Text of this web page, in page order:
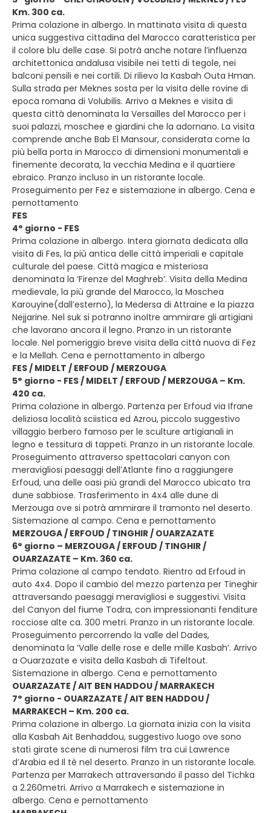
Km. 300 ca.
Prima colazione in albergo. In mattinata visita di questa
unica suggestiva cittadina del Marocco caratteristica per
il colore blu delle case. Si potrà anche notare l’influenza
architettonica andalusa visibile nei tetti di tegole, nei
balconi pensili e nei cortili. Di rilievo la Kasbah Outa Hman.
Sulla strada per Meknes sosta per la visita delle rovine di
epoca romana di Volubilis. Arrivo a Meknes e visita di
questa città denominata la Versailles del Marocco per i
suoi palazzi, moschee e giardini che la adornano. La visita
comprende anche Bab El Mansour, considerata come la
più bella porta in Marocco di dimensioni monumentali e
finemente decorata, la vecchia Medina e il quartiere
ebraico. Pranzo incluso in un ristorante locale.
Proseguimento per Fez e sistemazione in albergo. Cena e
pernottamento
FES
4° giorno - FES
Prima colazione in albergo. Intera giornata dedicata alla
visita di Fes, la più antica delle città imperiali e capitale
culturale del paese. Città magica e misteriosa
denominata la ‘Firenze del Maghreb’. Visita della Medina
medievale, la più grande del Marocco, la Moschea
Karouyine(dall’esterno), la Medersa di Attraine e la piazza
Nejjarine. Nel suk si potranno inoltre ammirare gli artigiani
che lavorano ancora il legno. Pranzo in un ristorante
locale. Nel pomeriggio breve visita della città nuova di Fez
e la Mellah. Cena e pernottamento in albergo
FES / MIDELT / ERFOUD / MERZOUGA
5° giorno - FES / MIDELT / ERFOUD / MERZOUGA – Km.
420 ca.
Prima colazione in albergo. Partenza per Erfoud via Ifrane
deliziosa località sciistica ed Azrou, piccolo suggestivo
villaggio berbero famoso per le sculture artigianali in
legno e tessitura di tappeti. Pranzo in un ristorante locale.
Proseguimento attraverso spettacolari canyon con
meravigliosi paesaggi dell’Atlante fino a raggiungere
Erfoud, una delle oasi più grandi del Marocco ubicato tra
dune sabbiose. Trasferimento in 4x4 alle dune di
Merzouga ove si potrà ammirare il tramonto nel deserto.
Sistemazione al campo. Cena e pernottamento
MERZOUGA / ERFOUD / TINGHIR / OUARZAZATE
6° giorno – MERZOUGA / ERFOUD / TINGHIR /
OUARZAZATE – Km. 360 ca.
Prima colazione al campo tendato. Rientro ad Erfoud in
auto 4x4. Dopo il cambio del mezzo partenza per Tineghir
attraversando paesaggi meravigliosi e suggestivi. Visita
del Canyon del fiume Todra, con impressionanti fenditure
rocciose alte ca. 300 metri. Pranzo in un ristorante locale.
Proseguimento percorrendo la valle del Dades,
denominata la ‘Valle delle rose e delle mille Kasbah’. Arrivo
a Ouarzazate e visita della Kasbah di Tifeltout.
Sistemazione in albergo. Cena e pernottamento
OUARZAZATE / AIT BEN HADDOU / MARRAKECH
7° giorno - OUARZAZATE / AIT BEN HADDOU /
MARRAKECH – Km. 200 ca.
Prima colazione in albergo. La giornata inizia con la visita
alla Kasbah Ait Benhaddou, suggestivo luogo ove sono
stati girate scene di numerosi film tra cui Lawrence
d’Arabia ed Il tè nel deserto. Pranzo in un ristorante locale.
Partenza per Marrakech attraversando il passo del Tichka
a 2.260metri. Arrivo a Marrakech e sistemazione in
albergo. Cena e pernottamento